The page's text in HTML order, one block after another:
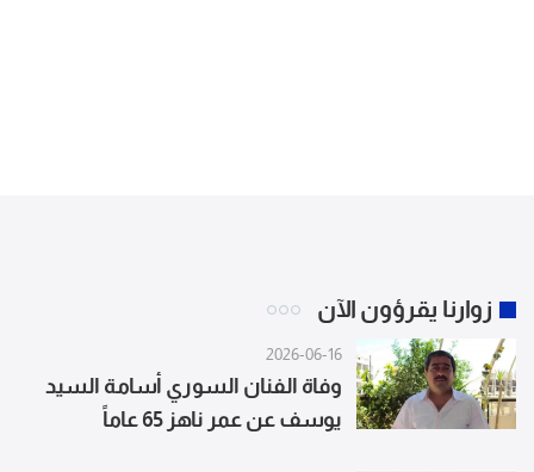
زوارنا يقرؤون الآن
2026-06-16
وفاة الفنان السوري أسامة السيد
يوسف عن عمر ناهز 65 عاماً